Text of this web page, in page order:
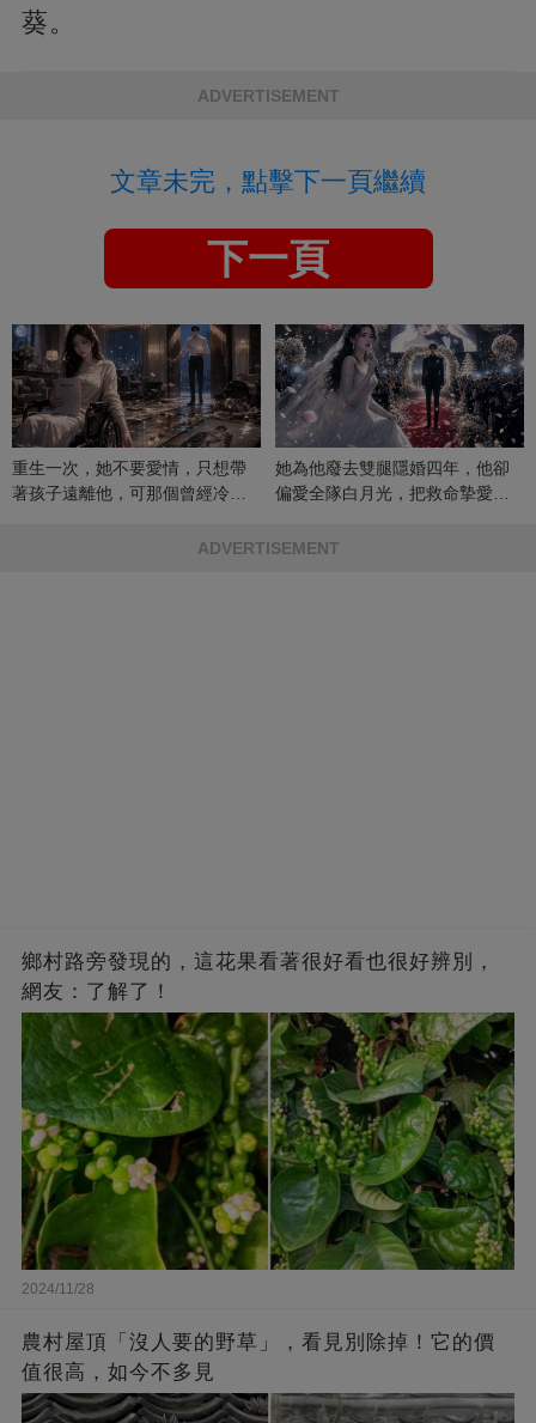
葵。
ADVERTISEMENT
文章未完，點擊下一頁繼續
下一頁
重生一次，她不要愛情，只想帶
著孩子遠離他，可那個曾經冷漠
她為他廢去雙腿隱婚四年，他卻
偏愛全隊白月光，把救命摯愛當
ADVERTISEMENT
鄉村路旁發現的，這花果看著很好看也很好辨別，
網友：了解了！
2024/11/28
農村屋頂「沒人要的野草」，看見別除掉！它的價
值很高，如今不多見